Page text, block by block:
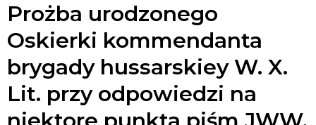
Prożba urodzonego
Oskierki kommendanta
brygady hussarskiey W. X.
Lit. przy odpowiedzi na